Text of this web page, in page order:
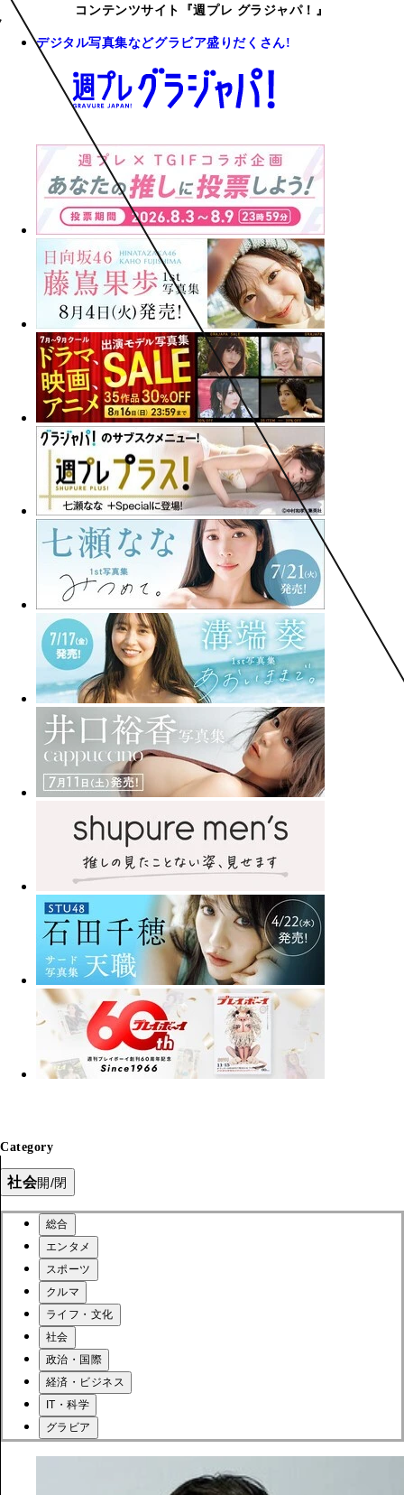
コンテンツサイト『週プレ グラジャパ！』
デジタル写真集などグラビア盛りだくさん!
Category
社会開/閉
総合
エンタメ
スポーツ
クルマ
ライフ・文化
社会
政治・国際
経済・ビジネス
IT・科学
グラビア